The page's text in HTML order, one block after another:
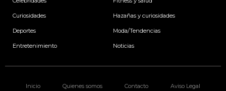
Curiosidades
Deportes
Entretenimiento
Hazañas y curiosidades
Moda/Tendencias
Noticias
Inicio Quienes somos Contacto Aviso Legal